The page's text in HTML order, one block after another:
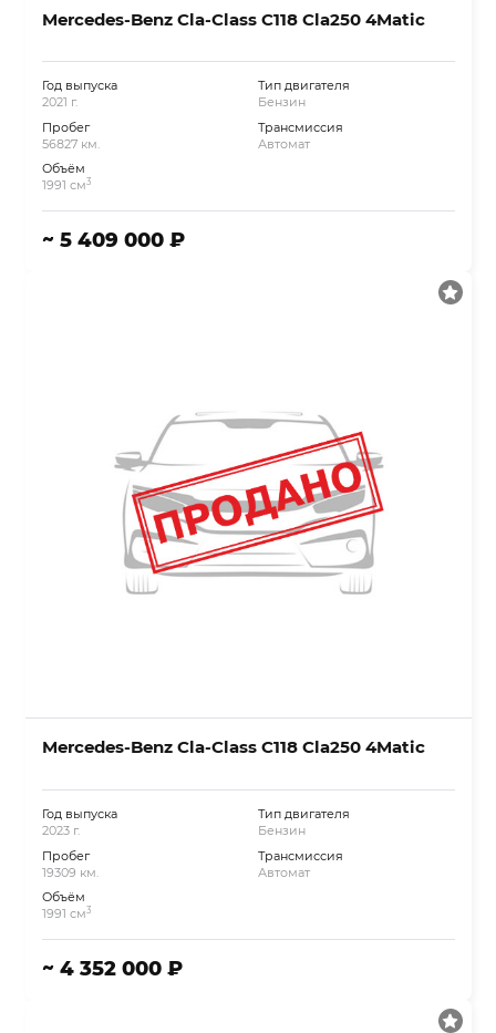
Mercedes-Benz Cla-Class C118 Cla250 4Matic
Год выпуска
2021 г.
Пробег
56827 км.
Объём
1991 см3
Тип двигателя
Бензин
Трансмиссия
Автомат
~ 5 409 000 ₽
Mercedes-Benz Cla-Class C118 Cla250 4Matic
Год выпуска
2023 г.
Пробег
19309 км.
Объём
1991 см3
Тип двигателя
Бензин
Трансмиссия
Автомат
~ 4 352 000 ₽